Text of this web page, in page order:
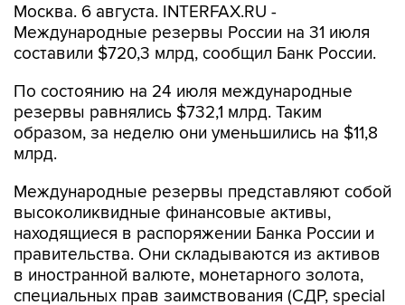
Москва. 6 августа. INTERFAX.RU -
Международные резервы России на 31 июля
составили $720,3 млрд, сообщил Банк России.
По состоянию на 24 июля международные
резервы равнялись $732,1 млрд. Таким
образом, за неделю они уменьшились на $11,8
млрд.
Международные резервы представляют собой
высоколиквидные финансовые активы,
находящиеся в распоряжении Банка России и
правительства. Они складываются из активов
в иностранной валюте, монетарного золота,
специальных прав заимствования (СДР, special